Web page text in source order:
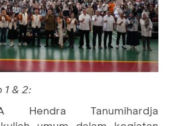
& 2:
Hendra Tanumihardja